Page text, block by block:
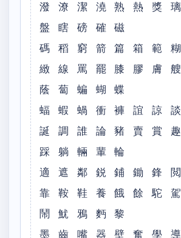
潑 潦 潔 澆 熟 熱 獎
盤 瞎 磅 確 磁
碼 稻 窮 箭 篇 箱 範
緻 線 罵 罷 膝 膠 膚
蔭 蔔 蝙 蝴 蝶
蝠 蝦 蝸 衝 褲 誼 諒
誕 調 誰 論 豬 賣 賞
踩 躺 輛 輩 輪
適 遮 鄰 鋭 鋪 鋤 鋒
靠 鞍 鞋 養 餓 餘 駝
鬧 魷 鴉 麪 黎
墨 齒 嘴 器 壁 奮 學